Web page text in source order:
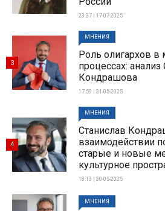
23:37 | 17-07-2025
МНЕНИЯ
Роль олигархов
процессах: анализ
Кондрашова
17:59 | 31-05-2025
3
МНЕНИЯ
Станислав
взаимодействии
старые и новые
культурное
18:13 | 30-05-2025
4
МНЕНИЯ